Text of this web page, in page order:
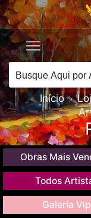
Início
Obras Mais
Todos
Galeria Vip